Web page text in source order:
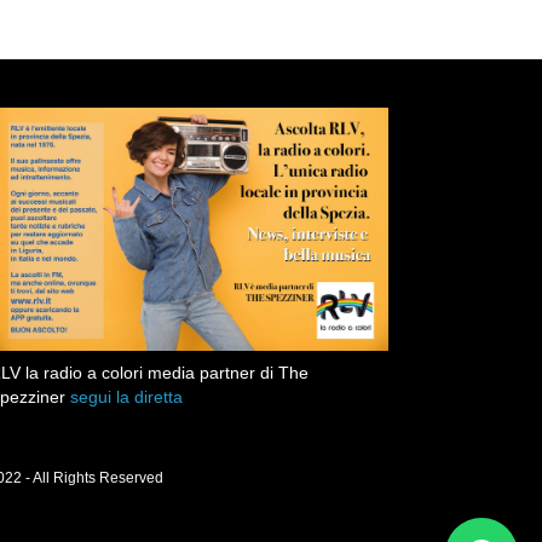
la radio a colori media partner di The
segui la diretta
- All Rights Reserved